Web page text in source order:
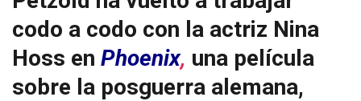
codo a codo con la actriz Nina
Hoss en Phoenix, una película
sobre la posguerra alemana,